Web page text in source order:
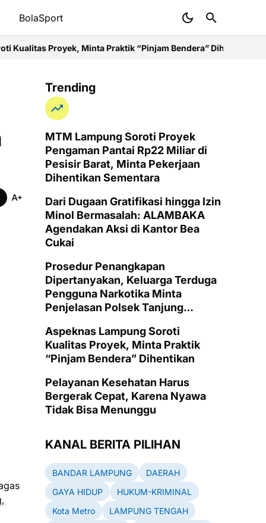
BolaSport
Praktik “Pinjam Bendera” DihentikanPelayanan
Trending
MTM Lampung Soroti Proyek
Pengaman Pantai Rp22 Miliar di
Pesisir Barat, Minta Pekerjaan
Dihentikan Sementara
Dari Dugaan Gratifikasi hingga Izin
Minol Bermasalah: ALAMBAKA
Agendakan Aksi di Kantor Bea
Cukai
Prosedur Penangkapan
Dipertanyakan, Keluarga Terduga
Pengguna Narkotika Minta
Penjelasan Polsek Tanjung
Aspeknas Lampung Soroti
Kualitas Proyek, Minta Praktik
“Pinjam Bendera” Dihentikan
Pelayanan Kesehatan Harus
Bergerak Cepat, Karena Nyawa
Tidak Bisa Menunggu
KANAL BERITA PILIHAN
BANDAR LAMPUNG
DAERAH
GAYA HIDUP
HUKUM-KRIMINAL
Kota Metro
LAMPUNG TENGAH